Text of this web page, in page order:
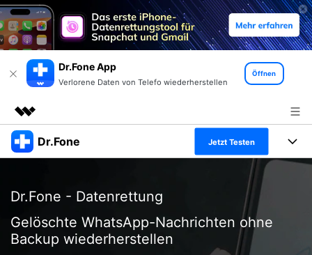
Dr.Fone App
Verlorene Daten von Telefo wiederherstellen
Öffnen
Top-Produkte
Überblick
Lösungen
Presseraum
Dr.Fone Jetzt Testen
Alles-in-einem-Toolkit
Weitere Tools und Apps
Entdecken Sie weitere Dr.Fone-Lösungen
Lernen und Unterstützung
Dr.Fone - Datenrettung
Gelöschte WhatsApp-Nachrichten ohne
Backup wiederherstellen